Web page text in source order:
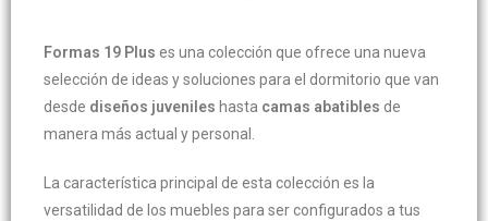
Formas 19 Plus es una colección que ofrece una nueva
selección de ideas y soluciones para el dormitorio que van
desde diseños juveniles hasta camas abatibles de
manera más actual y personal.
La característica principal de esta colección es la
versatilidad de los muebles para ser configurados a tus